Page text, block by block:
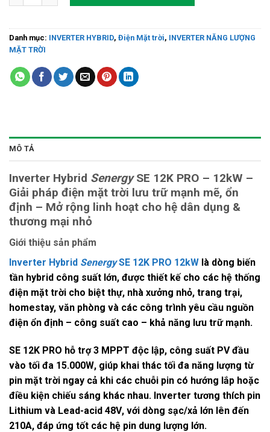
Danh mục: INVERTER HYBRID, Điện Mặt trời, INVERTER NĂNG LƯỢNG
MẶT TRỜI
MÔ TẢ
Inverter Hybrid SenergySE 12K PRO – 12kW –
Giải pháp điện mặt trời lưu trữ mạnh mẽ, ổn
định – Mở rộng linh hoạt cho hệ dân dụng &
thương mại nhỏ
Giới thiệu sản phẩm
Inverter Hybrid SenergySE 12K PRO 12kW là dòng biến
tần hybrid công suất lớn, được thiết kế cho các hệ thống
điện mặt trời cho biệt thự, nhà xưởng nhỏ, trang trại,
homestay, văn phòng và các công trình yêu cầu nguồn
điện ổn định – công suất cao – khả năng lưu trữ mạnh.
SE 12K PRO hỗ trợ3 MPPT độc lập, công suất PV đầu
vào tối đa 15.000W, giúp khai thác tối đa năng lượng từ
pin mặt trời ngay cả khi các chuỗi pin có hướng lắp hoặc
điều kiện chiếu sáng khác nhau. Inverter tương thích pin
Lithium và Lead-acid 48V, với dòng sạc/xả lớn lên đến
210A, đáp ứng tốt các hệ pin dung lượng lớn.